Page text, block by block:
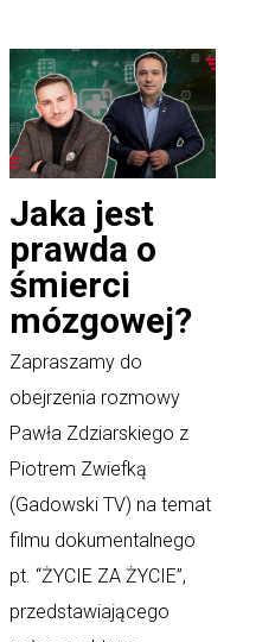
Jaka jest
prawda o
śmierci
mózgowej?
Zapraszamy do
obejrzenia rozmowy
Pawła Zdziarskiego z
Piotrem Zwiefką
(Gadowski TV) na temat
filmu dokumentalnego
pt. “ŻYCIE ZA ŻYCIE”,
przedstawiającego